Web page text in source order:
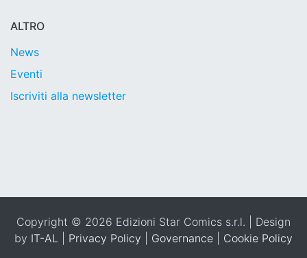
ALTRO
News
Eventi
Iscriviti alla newsletter
Copyright © 2026 Edizioni Star Comics s.r.l. | Design
by IT-AL Privacy Policy Governance Cookie Policy